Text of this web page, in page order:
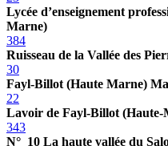
Lycée d’enseignement
Marne)
384
Ruisseau de la Vallée des
30
Fayl-Billot (Haute Marne)
22
Lavoir de Fayl-Billot (Haute-
343
N°_10 La haute vallée du